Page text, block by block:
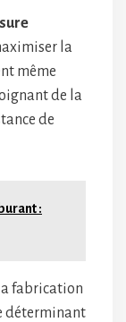
la
même
de la
de
:
fabrication
déterminant